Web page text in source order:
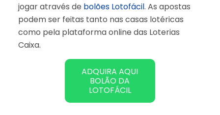
jogar através de bolões Lotofácil. As apostas
podem ser feitas tanto nas casas lotéricas
como pela plataforma online das Loterias
Caixa.
ADQUIRA AQUI
BOLÃO DA
LOTOFÁCIL